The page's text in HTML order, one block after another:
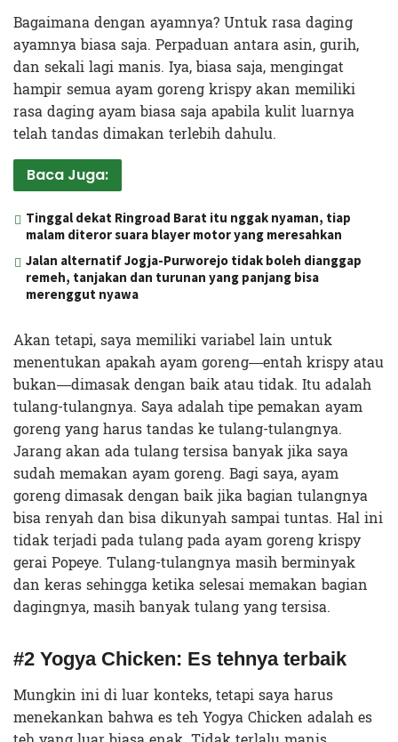
Bagaimana dengan ayamnya? Untuk rasa daging
ayamnya biasa saja. Perpaduan antara asin, gurih,
dan sekali lagi manis. Iya, biasa saja, mengingat
hampir semua ayam goreng krispy akan memiliki
rasa daging ayam biasa saja apabila kulit luarnya
telah tandas dimakan terlebih dahulu.
Baca Juga:
Tinggal dekat Ringroad Barat itu nggak nyaman, tiap
malam diteror suara blayer motor yang meresahkan
Jalan alternatif Jogja-Purworejo tidak boleh dianggap
remeh, tanjakan dan turunan yang panjang bisa
merenggut nyawa
Akan tetapi, saya memiliki variabel lain untuk
menentukan apakah ayam goreng—entah krispy atau
bukan—dimasak dengan baik atau tidak. Itu adalah
tulang-tulangnya. Saya adalah tipe pemakan ayam
goreng yang harus tandas ke tulang-tulangnya.
Jarang akan ada tulang tersisa banyak jika saya
sudah memakan ayam goreng. Bagi saya, ayam
goreng dimasak dengan baik jika bagian tulangnya
bisa renyah dan bisa dikunyah sampai tuntas. Hal ini
tidak terjadi pada tulang pada ayam goreng krispy
gerai Popeye. Tulang-tulangnya masih berminyak
dan keras sehingga ketika selesai memakan bagian
dagingnya, masih banyak tulang yang tersisa.
#2 Yogya Chicken: Es tehnya terbaik
Mungkin ini di luar konteks, tetapi saya harus
menekankan bahwa es teh Yogya Chicken adalah es